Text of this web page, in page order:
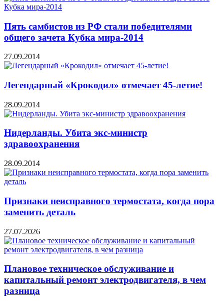
Пять самбистов из РФ стали победителями
общего зачета Кубка мира-2014
27.09.2014
Легендарный «Крокодил» отмечает 45-летие!
28.09.2014
Нидерланды. Убита экс-министр
здравоохранения
28.09.2014
Признаки неисправного термостата, когда пора
заменить деталь
27.07.2026
Плановое техническое обслуживание и
капитальный ремонт электродвигателя, в чем
разница